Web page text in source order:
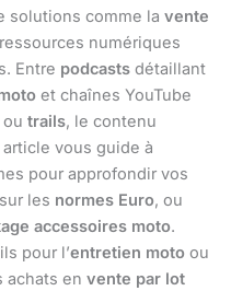
solutions comme la vente
numériques
Entre podcasts détaillant
et chaînes YouTube
ou trails, le contenu
vous guide à
pour approfondir vos
les normes Euro, ou
accessoires moto.
pour l’entretien moto ou
achats en vente par lot